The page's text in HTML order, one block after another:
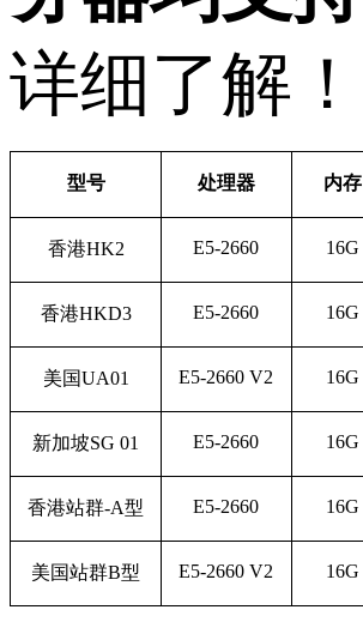
详细了解！
型号 处理器 内存
香港HK2 E5-2660 16G
香港HKD3 E5-2660 16G
美国UA01 E5-2660 V2 16G
新加坡SG 01 E5-2660 16G
香港站群-A型 E5-2660 16G
美国站群B型 E5-2660 V2 16G